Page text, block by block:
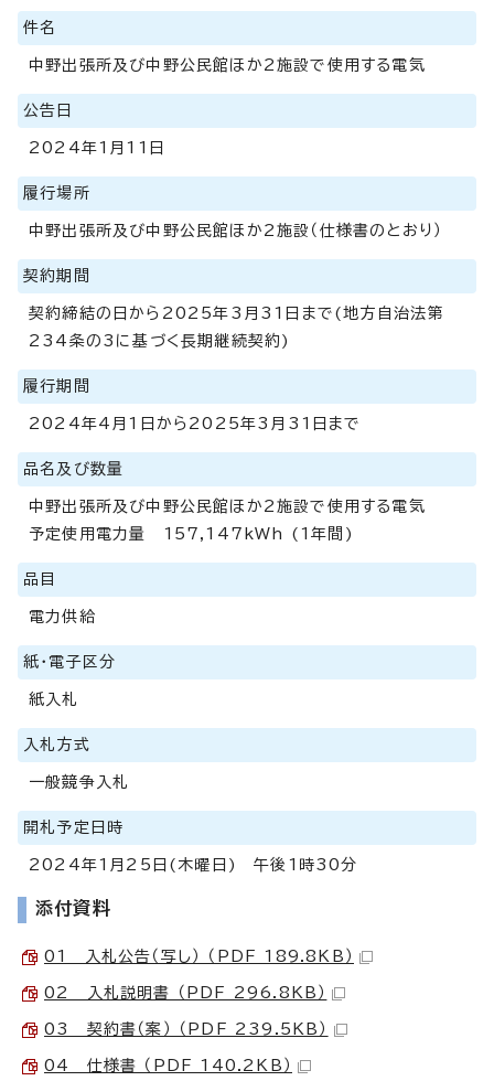
件名
中野出張所及び中野公民館ほか2施設で使用する電気
公告日
2024年1月11日
履行場所
中野出張所及び中野公民館ほか2施設（仕様書のとおり）
契約期間
契約締結の日から2025年3月31日まで(地方自治法第
234条の3に基づく長期継続契約)
履行期間
2024年4月1日から2025年3月31日まで
品名及び数量
中野出張所及び中野公民館ほか2施設で使用する電気
予定使用電力量 157,147kWh (1年間)
品目
電力供給
紙・電子区分
紙入札
入札方式
一般競争入札
開札予定日時
2024年1月25日(木曜日) 午後1時30分
添付資料
01 入札公告（写し） （PDF 189.8KB）
02 入札説明書 （PDF 296.8KB）
03 契約書（案） （PDF 239.5KB）
04 仕様書 （PDF 140.2KB）